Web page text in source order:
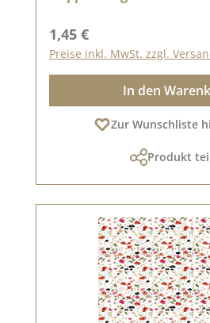
Regulärer Preis:
1,45 €
Preise inkl. MwSt. zzgl.
In den
Zur Wunschliste
Produkt